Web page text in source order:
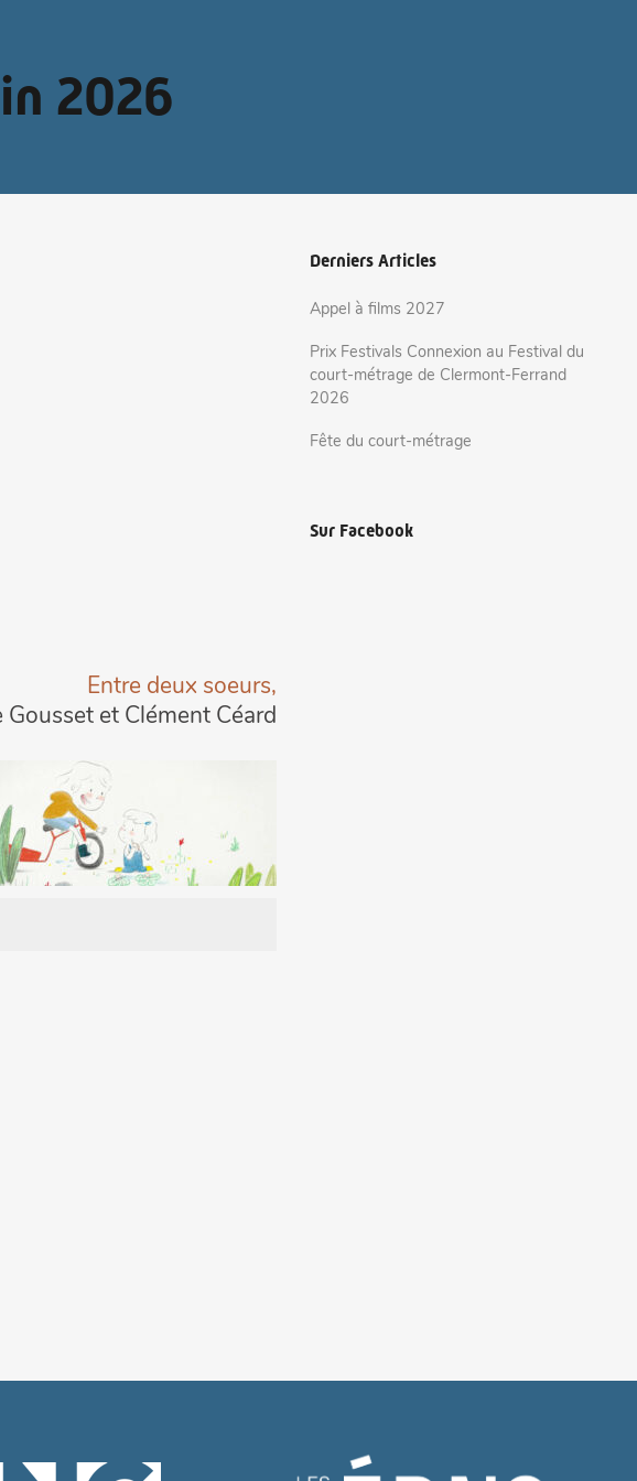
2026
Entre deux soeurs,
et Clément Céard
Derniers Articles
Appel à films 2027
Prix Festivals Connexion au Festival du
court-métrage de Clermont-Ferrand
2026
Fête du court-métrage
Sur Facebook